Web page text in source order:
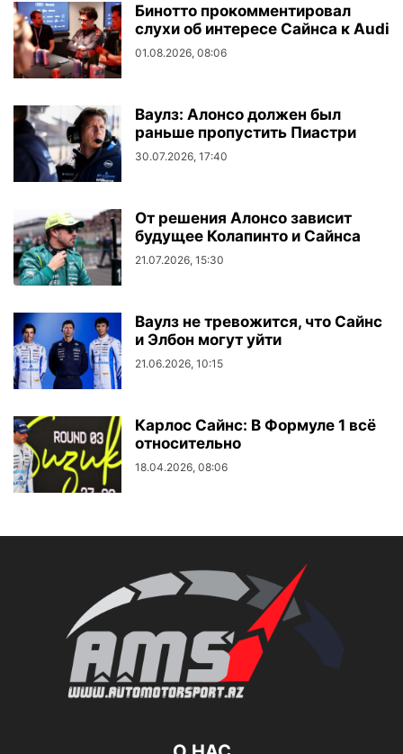
Бинотто прокомментировал
слухи об интересе Сайнса к Audi
01.08.2026, 08:06
Ваулз: Алонсо должен был
раньше пропустить Пиастри
30.07.2026, 17:40
От решения Алонсо зависит
будущее Колапинто и Сайнса
21.07.2026, 15:30
Ваулз не тревожится, что Сайнс
и Элбон могут уйти
21.06.2026, 10:15
Карлос Сайнс: В Формуле 1 всё
относительно
18.04.2026, 08:06